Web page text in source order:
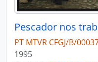
Pescador nos
PT MTVR CFGJ/B/
1995